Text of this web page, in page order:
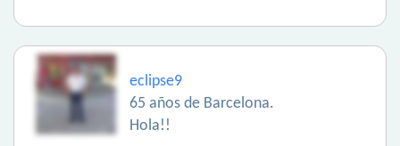
eclipse9
65 años de Barcelona.
Hola!!